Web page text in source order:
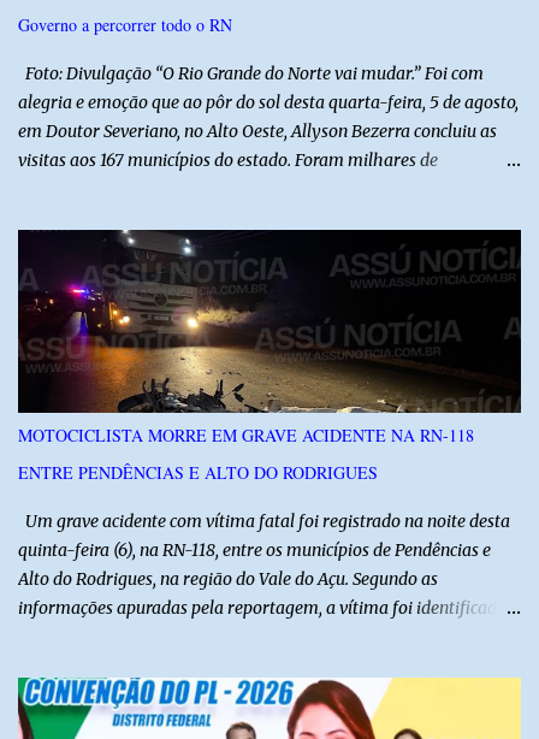
ajuda de Luchsinger e se concentrou no Ministério da Saúde e no
Governo a percorrer todo o RN
Foto: Divulgação “O Rio Grande do Norte vai mudar.” Foi com
alegria e emoção que ao pôr do sol desta quarta-feira, 5 de agosto,
em Doutor Severiano, no Alto Oeste, Allyson Bezerra concluiu as
visitas aos 167 municípios do estado. Foram milhares de
Governador Allyson Bezerra concluiu as agendas do 167 Razões RN
após visitar todas as cidades potiguares, dos pequenos municípios
aos maiores centros do estado. A caminhada começou em 29 de
março pelo município de Touros, Marco Zero da BR-101 e foi
concluída nesta quarta-feira depois de 129 dias entre a primeira e
a última visita. Os registros estão sendo publicados no perfil do
Instagram @167RazoesRN Ao longo do percurso, Allyson conheceu
de perto as potencialidades, as belezas, a cultura e a força do povo,
mas também ouviu os dramas e as necessidades enfrentadas pelas
MOTOCICLISTA MORRE EM GRAVE ACIDENTE NA RN-118
ENTRE PENDÊNCIAS E ALTO DO RODRIGUES
Um grave acidente com vítima fatal foi registrado na noite desta
quinta-feira (6), na RN-118, entre os municípios de Pendências e
Alto do Rodrigues, na região do Vale do Açu. Segundo as
informações apuradas pela reportagem, a vítima foi identificada
quando, ao passar por uma curva, perdeu o controle do veículo e
acabou colidindo frontalmente com um caminhão pertencente à